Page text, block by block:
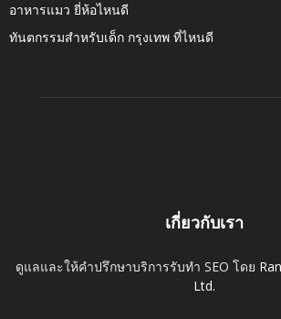
อาหารแมว ยี่ห้อไหนดี
ทันตกรรมสำหรับเด็ก กรุงเทพ ที่ไหนดี
เกี่ยวกับเรา
ดูแลและให้คำปรึกษาบริการรับทำ SEO โดย
Ltd.